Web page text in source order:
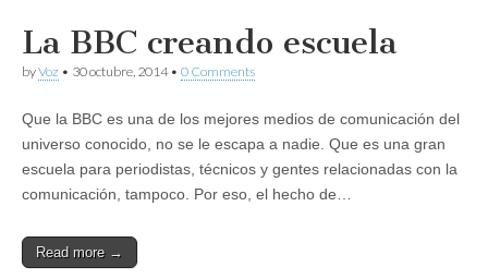
La BBC creando escuela
byVoz • 30 octubre, 2014• 0 Comments
Que la BBC es una de los mejores medios de comunicación del
universo conocido, no se le escapa a nadie. Que es una gran
escuela para periodistas, técnicos y gentes relacionadas con la
comunicación, tampoco. Por eso, el hecho de…
Read more →